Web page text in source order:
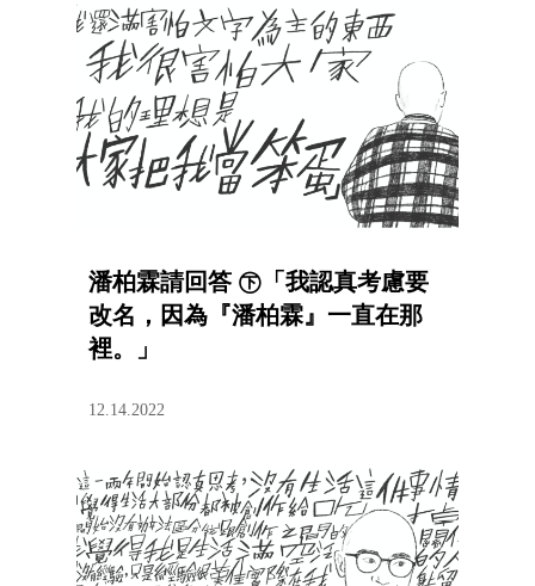
潘柏霖請回答 ㊦「我認真考慮要
改名，因為『潘柏霖』一直在那
裡。」
12.14.2022